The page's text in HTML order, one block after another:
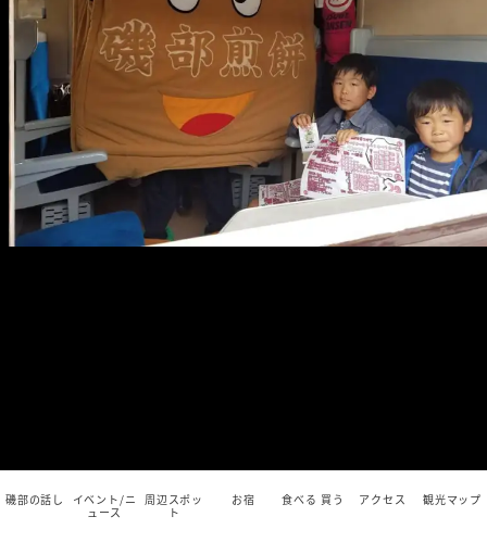
磯部の話し
イベント/ニ
ュース
周辺スポッ
ト
お宿 食べる 買う アクセス 観光マップ